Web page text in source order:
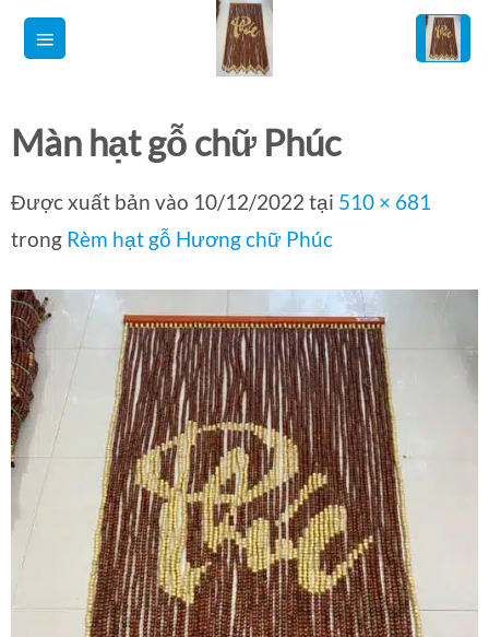
qua
dung
Màn hạt gỗ chữ Phúc
Được xuất bản vào 10/12/2022 tại 510 × 681
trong Rèm hạt gỗ Hương chữ Phúc